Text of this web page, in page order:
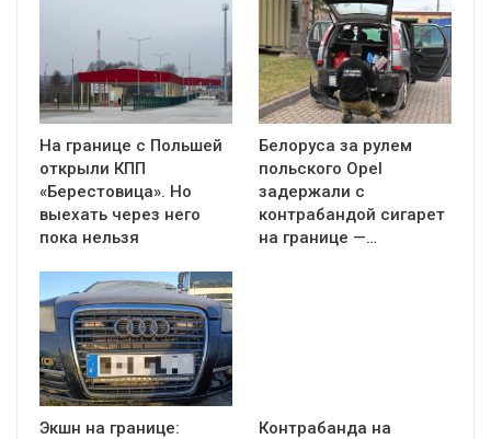
На границе с Польшей
открыли КПП
«Берестовица». Но
выехать через него
пока нельзя
Белоруса за рулем
польского Opel
задержали с
контрабандой сигарет
на границе —…
Экшн на границе:
Контрабанда на